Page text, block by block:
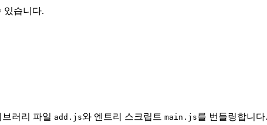
있습니다.
러리 파일 add.js와 엔트리 스크립트 main.js를 번들링합니다.